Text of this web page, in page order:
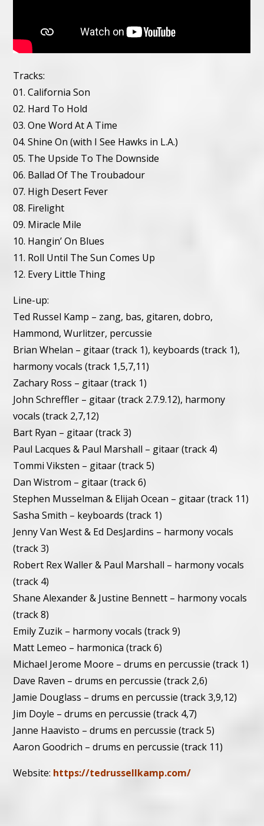
Tracks:
01. California Son
02. Hard To Hold
03. One Word At A Time
04. Shine On (with I See Hawks in L.A.)
05. The Upside To The Downside
06. Ballad Of The Troubadour
07. High Desert Fever
08. Firelight
09. Miracle Mile
10. Hangin’ On Blues
11. Roll Until The Sun Comes Up
12. Every Little Thing
Line-up:
Ted Russel Kamp – zang, bas, gitaren, dobro,
Hammond, Wurlitzer, percussie
Brian Whelan – gitaar (track 1), keyboards (track 1),
harmony vocals (track 1,5,7,11)
Zachary Ross – gitaar (track 1)
John Schreffler – gitaar (track 2.7.9.12), harmony
vocals (track 2,7,12)
Bart Ryan – gitaar (track 3)
Paul Lacques & Paul Marshall – gitaar (track 4)
Tommi Viksten – gitaar (track 5)
Dan Wistrom – gitaar (track 6)
Stephen Musselman & Elijah Ocean – gitaar (track 11)
Sasha Smith – keyboards (track 1)
Jenny Van West & Ed DesJardins – harmony vocals
(track 3)
Robert Rex Waller & Paul Marshall – harmony vocals
(track 4)
Shane Alexander & Justine Bennett – harmony vocals
(track 8)
Emily Zuzik – harmony vocals (track 9)
Matt Lemeo – harmonica (track 6)
Michael Jerome Moore – drums en percussie (track 1)
Dave Raven – drums en percussie (track 2,6)
Jamie Douglass – drums en percussie (track 3,9,12)
Jim Doyle – drums en percussie (track 4,7)
Janne Haavisto – drums en percussie (track 5)
Aaron Goodrich – drums en percussie (track 11)
Website: https://tedrussellkamp.com/